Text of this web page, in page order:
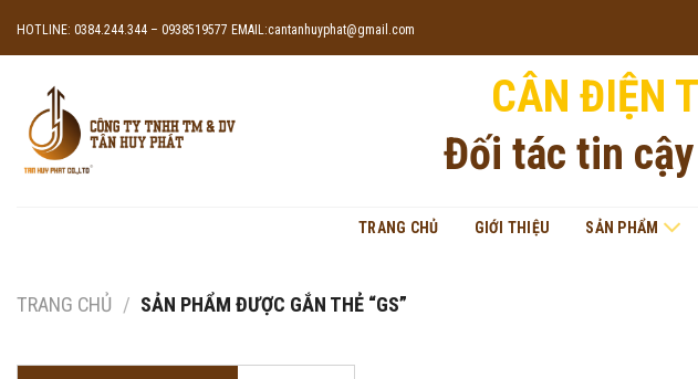
HOTLINE: 0384.244.344 – 0938519577 EMAIL:cantanhuyphat@gmail.com
CÂN ĐIỆN
Đối tác tin
TRANG CHỦ GIỚI THIỆU SẢN PHẨM
TRANG CHỦ / SẢN PHẨM ĐƯỢC GẮN THẺ “GS”